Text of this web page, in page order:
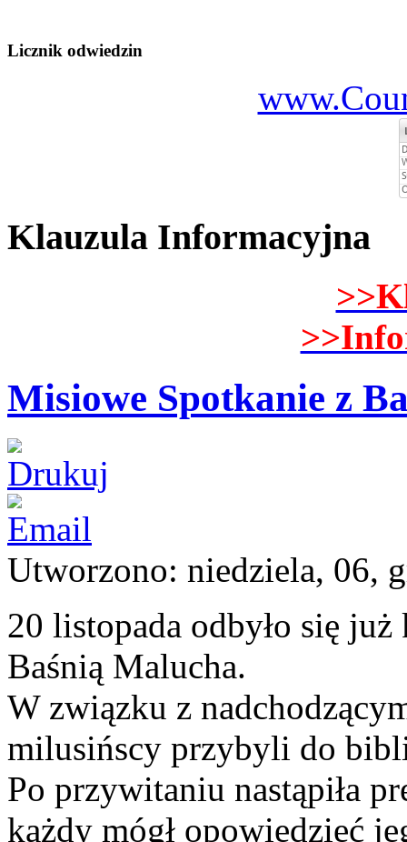
Licznik odwiedzin
Klauzula Informacyjna
Misiowe Spotkanie z
Utworzono: niedziela, 06,
20 listopada odbyło się
Baśnią Malucha.
W związku z
milusińscy przybyli do
Po przywitaniu nastąpiła
każdy mógł opowiedzieć